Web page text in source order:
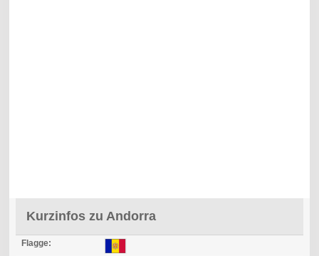
Kurzinfos zu Andorra
Flagge: